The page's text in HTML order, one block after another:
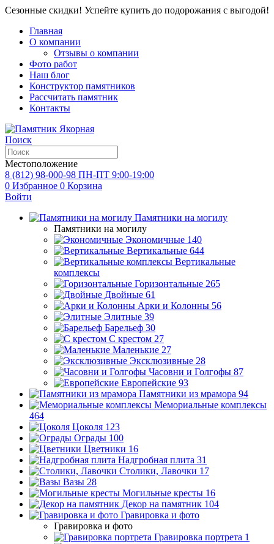
Сезонные скидки! Успейте купить до подорожания с выгодой!
Главная
О компании
Отзывы о компании
Фото работ
Наш блог
Конструктор памятников
Рассчитать памятник
Контакты
Поиск
Местоположение
8 (812) 98-000-98 ПН-ПТ 9:00-19:00
0 Избранное 0 Корзина
Войти
Памятники на могилу
Памятники на могилу
Экономичные 140
Вертикальные 644
Вертикальные
комплексы
Горизонтальные 265
Двойные 61
Арки и Колонны 56
Элитные 39
Барельеф 30
С крестом 27
Маленькие 27
Эксклюзивные 28
Часовни и Голгофы 87
Европейские 93
Памятники из мрамора 94
Мемориальные комплексы
464
Цоколя 123
Ограды 100
Цветники 16
Надгробная плита 31
Столики, Лавочки 17
Вазы 28
Могильные кресты 16
Декор на памятник 104
Гравировка и фото
Гравировка и фото
Гравировка портрета 1